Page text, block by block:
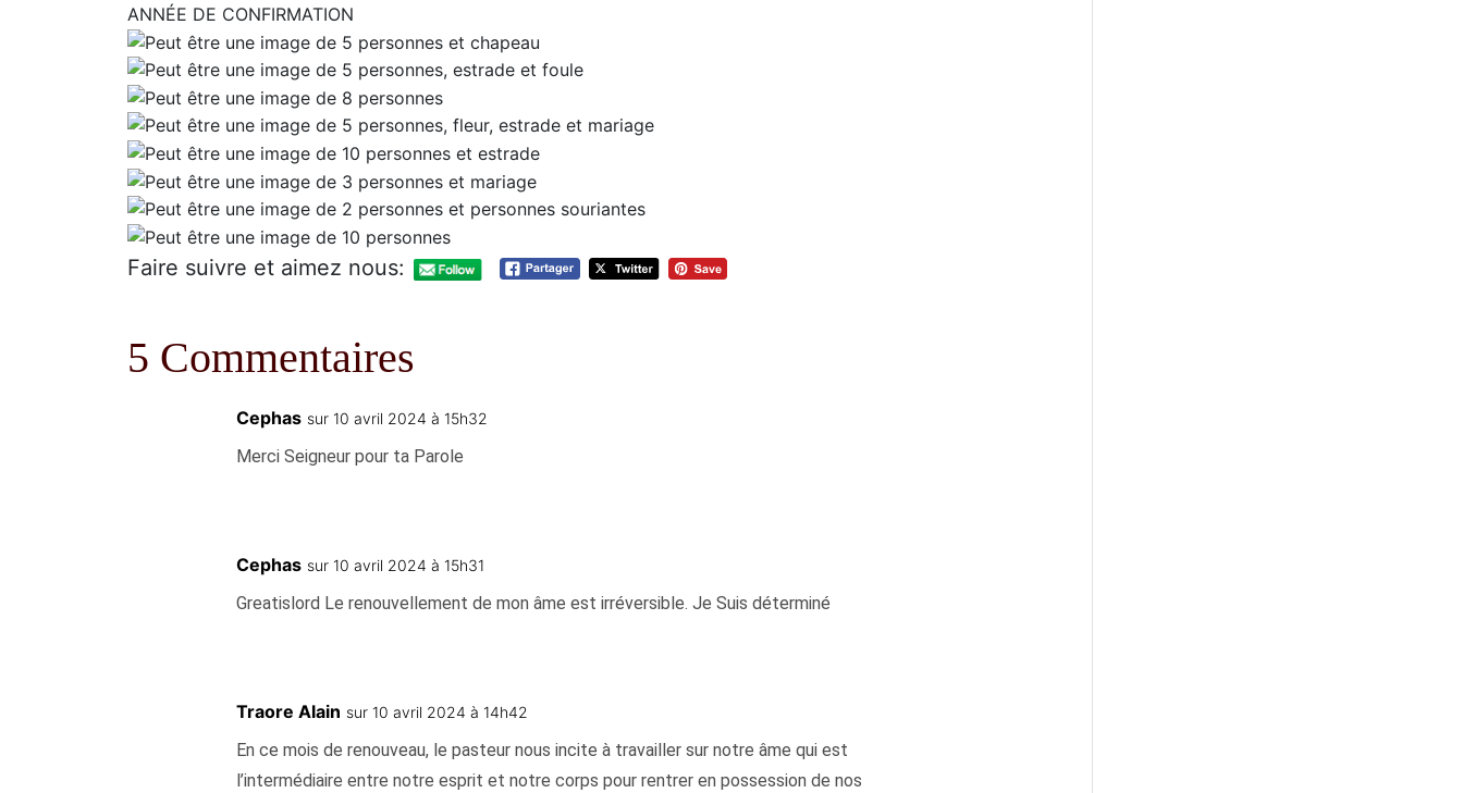
ANNÉE DE CONFIRMATION
Faire suivre et aimez nous:
5 Commentaires
Cephas sur 10 avril 2024 à 15h32
Merci Seigneur pour ta Parole
Cephas sur 10 avril 2024 à 15h31
Greatislord Le renouvellement de mon âme est irréversible. Je Suis déterminé
Traore Alain sur 10 avril 2024 à 14h42
En ce mois de renouveau, le pasteur nous incite à travailler sur notre âme qui est
l’intermédiaire entre notre esprit et notre corps pour rentrer en possession de nos